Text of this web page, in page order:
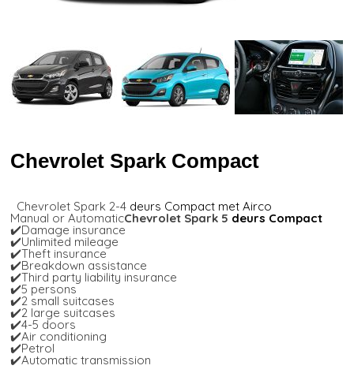
Chevrolet Spark Compact
Chevrolet Spark 2-4 deurs Compact met Airco
Manual or AutomaticChevrolet Spark 5 deurs Compact
✔️Damage insurance
✔️Unlimited mileage
✔️Theft insurance
✔️Breakdown assistance
✔️Third party liability insurance
✔️5 persons
✔️2 small suitcases
✔️2 large suitcases
✔️4-5 doors
✔️Air conditioning
✔️Petrol
✔️Automatic transmission